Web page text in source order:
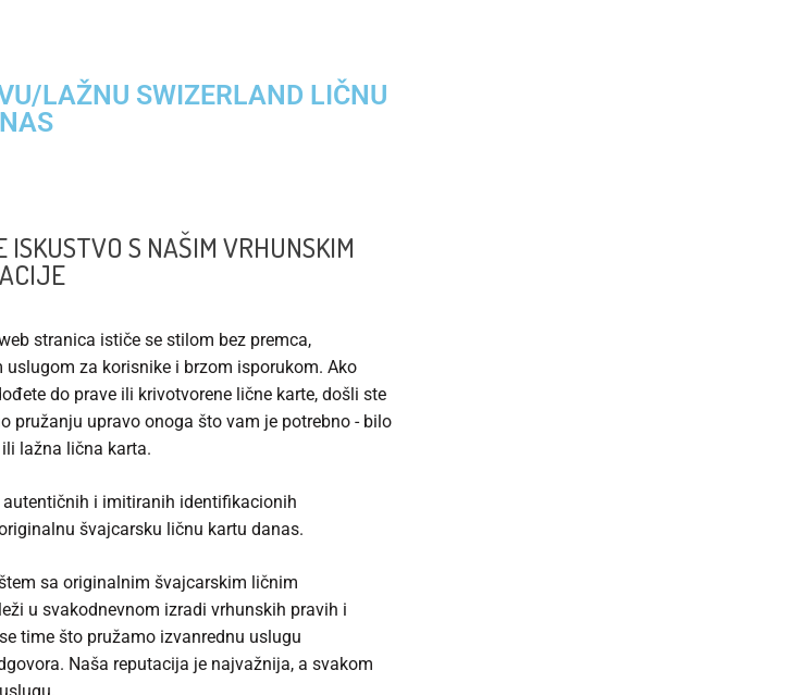
LAŽNU SWIZERLAND LIČNU
S NAŠIM VRHUNSKIM
stranica ističe se stilom bez premca,
za korisnike i brzom isporukom. Ako
do prave ili krivotvorene lične karte, došli ste
pružanju upravo onoga što vam je potrebno - bilo
lažna lična karta.
autentičnih i imitiranih identifikacionih
švajcarsku ličnu kartu danas.
sa originalnim švajcarskim ličnim
u svakodnevnom izradi vrhunskih pravih i
time što pružamo izvanrednu uslugu
Naša reputacija je najvažnija, a svakom